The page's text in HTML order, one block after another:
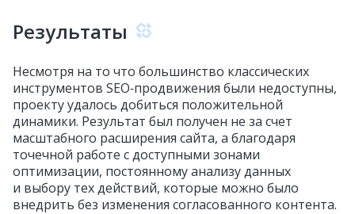
Результаты
Несмотря на то что большинство классических
инструментов SEO‑продвижения были недоступны,
проекту удалось добиться положительной
динамики. Результат был получен не за счет
масштабного расширения сайта, а благодаря
точечной работе с доступными зонами
оптимизации, постоянному анализу данных
и выбору тех действий, которые можно было
внедрить без изменения согласованного контента.